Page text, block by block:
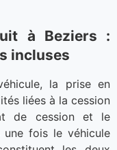
à Beziers :
incluses
la prise en
liées à la cession
de cession et le
fois le véhicule